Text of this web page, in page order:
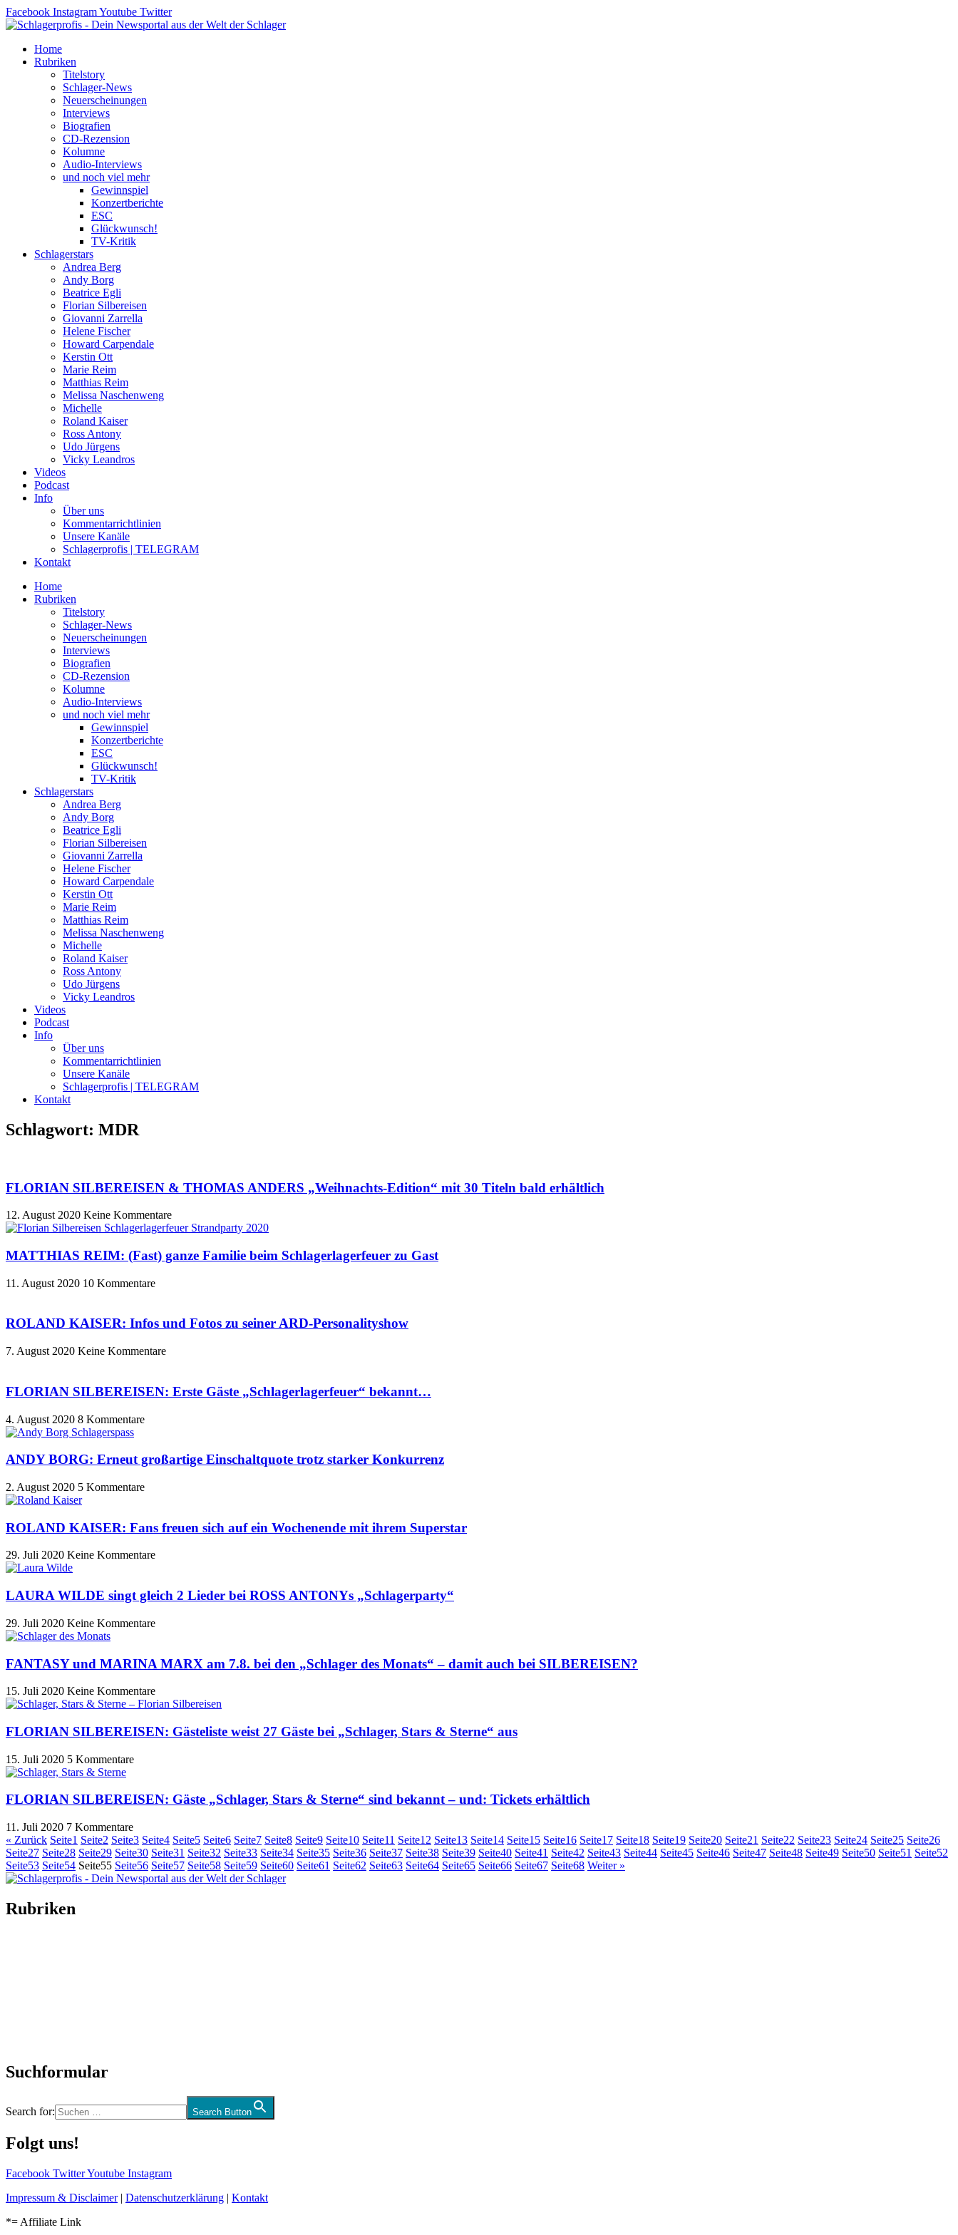
Zum
Inhalt
Facebook InstagramYoutube Twitter
Home
Rubriken
Titelstory
Schlager-News
Neuerscheinungen
Interviews
Biografien
CD-Rezension
Kolumne
Audio-Interviews
und noch viel mehr
Gewinnspiel
Konzertberichte
ESC
Glückwunsch!
TV-Kritik
Schlagerstars
Andrea Berg
Andy Borg
Beatrice Egli
Florian Silbereisen
Giovanni Zarrella
Helene Fischer
Howard Carpendale
Kerstin Ott
Marie Reim
Matthias Reim
Melissa Naschenweng
Michelle
Roland Kaiser
Ross Antony
Udo Jürgens
Vicky Leandros
Videos
Podcast
Info
Über uns
Kommentarrichtlinien
Unsere Kanäle
Schlagerprofis | TELEGRAM
Kontakt
Home
Rubriken
Titelstory
Schlager-News
Neuerscheinungen
Interviews
Biografien
CD-Rezension
Kolumne
Audio-Interviews
und noch viel mehr
Gewinnspiel
Konzertberichte
ESC
Glückwunsch!
TV-Kritik
Schlagerstars
Andrea Berg
Andy Borg
Beatrice Egli
Florian Silbereisen
Giovanni Zarrella
Helene Fischer
Howard Carpendale
Kerstin Ott
Marie Reim
Matthias Reim
Melissa Naschenweng
Michelle
Roland Kaiser
Ross Antony
Udo Jürgens
Vicky Leandros
Videos
Podcast
Info
Über uns
Kommentarrichtlinien
Unsere Kanäle
Schlagerprofis | TELEGRAM
Kontakt
Schlagwort: MDR
FLORIAN SILBEREISEN & THOMAS ANDERS „Weihnachts-Edition“ mit 30 Titeln bald erhältlich
12. August 2020 Keine Kommentare
MATTHIAS REIM: (Fast) ganze Familie beim Schlagerlagerfeuer zu Gast
11. August 2020 10 Kommentare
ROLAND KAISER: Infos und Fotos zu seiner ARD-Personalityshow
7. August 2020 Keine Kommentare
FLORIAN SILBEREISEN: Erste Gäste „Schlagerlagerfeuer“ bekannt…
4. August 2020 8 Kommentare
ANDY BORG: Erneut großartige Einschaltquote trotz starker Konkurrenz
2. August 2020 5 Kommentare
ROLAND KAISER: Fans freuen sich auf ein Wochenende mit ihrem Superstar
29. Juli 2020 Keine Kommentare
LAURA WILDE singt gleich 2 Lieder bei ROSS ANTONYs „Schlagerparty“
29. Juli 2020 Keine Kommentare
FANTASY und MARINA MARX am 7.8. bei den „Schlager des Monats“ – damit auch bei SILBEREISEN?
15. Juli 2020 Keine Kommentare
FLORIAN SILBEREISEN: Gästeliste weist 27 Gäste bei „Schlager, Stars & Sterne“ aus
15. Juli 2020 5 Kommentare
FLORIAN SILBEREISEN: Gäste „Schlager, Stars & Sterne“ sind bekannt – und: Tickets erhältlich
11. Juli 2020 7 Kommentare
« Zurück Seite1 Seite2 Seite3 Seite4 Seite5 Seite6 Seite7 Seite8 Seite9 Seite10 Seite11 Seite12 Seite13 Seite14 Seite15 Seite16 Seite17 Seite18 Seite19 Seite20 Seite21 Seite22 Seite23 Seite24 Seite25 Seite26
Seite27 Seite28 Seite29 Seite30 Seite31 Seite32 Seite33 Seite34 Seite35 Seite36 Seite37 Seite38 Seite39 Seite40 Seite41 Seite42 Seite43 Seite44 Seite45 Seite46 Seite47 Seite48 Seite49 Seite50 Seite51 Seite52
Seite53 Seite54 Seite55 Seite56 Seite57 Seite58 Seite59 Seite60 Seite61 Seite62 Seite63 Seite64 Seite65 Seite66 Seite67 Seite68 Weiter »
Rubriken
Suchformular
Search for: Search Button
Folgt uns!
Facebook TwitterYoutube Instagram
Impressum & Disclaimer| Datenschutzerklärung | Kontakt
*= Affiliate Link